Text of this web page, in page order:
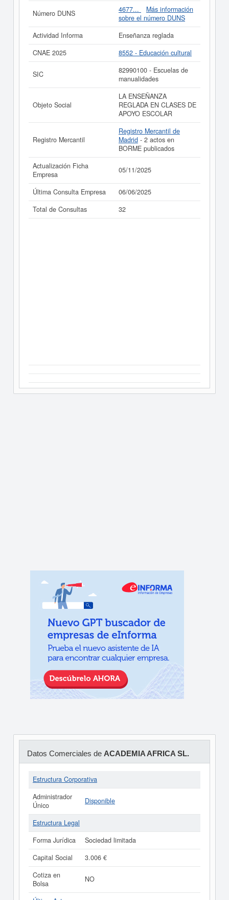
puede optar esta empresa. Esta compañía tiene un
rango de capital de 0 a 3.100 €. Adscrita en el Registro
Mercantil de Madrid, tienen publicados 2 actos en el
BORME.
Si está interesado en conocer más datos de la empresa
ACADEMIA AFRICA SL. puedeacceder inmediatamente
de ACADEMIA AFRICA SL. y
consultar los resultados de sus años de actividad, así
como los balances y cuentas de resultados disponibles.
La última actualización del informe de empresa se ha
realizado el 05/11/2025.
Número DUNS 4677...
Más información
sobre el número DUNS
Actividad Informa
Enseñanza reglada
CNAE 2025
8552 - Educación cultural
SIC
82990100 - Escuelas de
manualidades
Objeto Social
LA ENSEÑANZA
REGLADA EN CLASES DE
APOYO ESCOLAR
Registro Mercantil
Registro Mercantil de
Madrid - 2 actos en
BORME publicados
Actualización Ficha
Empresa
05/11/2025
Última Consulta Empresa
06/06/2025
Total de Consultas
32
Datos Comerciales de ACADEMIA AFRICA SL.
Estructura Corporativa
Administrador
Único
Disponible
Estructura Legal
Forma Jurídica
Sociedad limitada
Capital Social
3.006 €
Cotiza en
Bolsa
NO